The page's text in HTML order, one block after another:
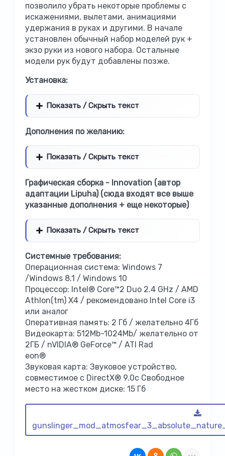
позволило убрать некоторые проблемы с
искажениями, вылетами, анимациями
удержания в руках и другими. В начале
установлен обычный набор моделей рук +
экзо руки из нового набора. Остальные
модели рук будут добавлены позже.
Установка:
Показать / Скрыть текст
Дополнения по желанию:
Показать / Скрыть текст
Графическая сборка - Innovation (автор
адаптации Lipuha) (сюда входят все выше
указанные дополнения + еще некоторые)
Показать / Скрыть текст
Системные требования:
Операционная система: Windows 7
/Windows 8.1 / Windows 10
Процессор: Intel® Core™2 Duo 2.4 GHz / AMD
Athlon(tm) X4 / рекомендовано Intel Core i3
или аналог
Оперативная память: 2 Гб / желательно 4Гб
Видеокарта: 512Mb-1024Mb/ желательно от
2ГБ / nVIDIA® GeForce™ / ATI Rad
eon®
Звуковая карта: Звуковое устройство,
совместимое с DirectX® 9.0с Свободное
место на жестком диске: 15 Гб